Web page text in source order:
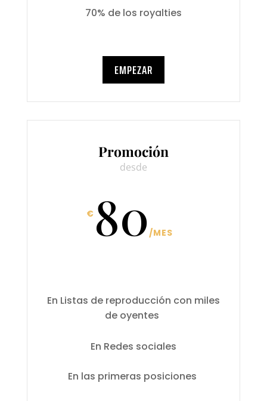
70% de los royalties
EMPEZAR
Promoción
desde
€ 80/MES
En Listas de reproducción con miles
de oyentes
En Redes sociales
En las primeras posiciones